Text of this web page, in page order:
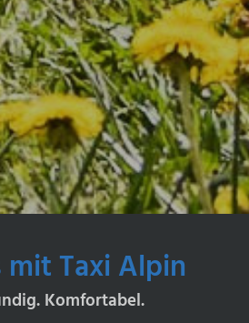
Taxi Alpin
Komfortabel.